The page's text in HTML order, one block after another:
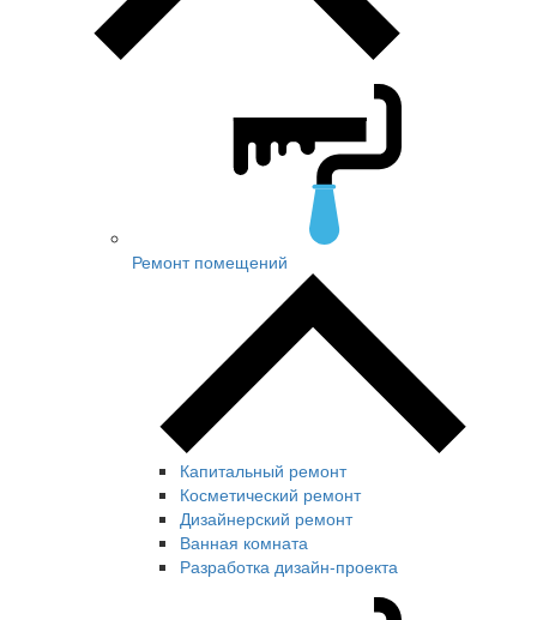
Ремонт помещений
Капитальный ремонт
Косметический ремонт
Дизайнерский ремонт
Ванная комната
Разработка дизайн-проекта